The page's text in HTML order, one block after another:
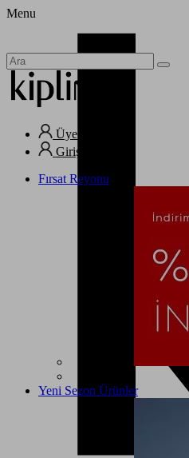
Menu
Üye Ol
Giriş Yap
Fırsat Reyonu
Yeni Sezon Ürünler